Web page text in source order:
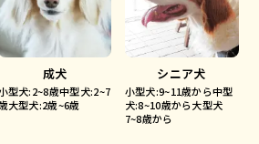
成犬
型犬:2~8歳中型犬:2~7
大型犬:2歳~6歳
シニア犬
小型犬:9~11歳から中型
犬:8~10歳から大型犬
7~8歳から